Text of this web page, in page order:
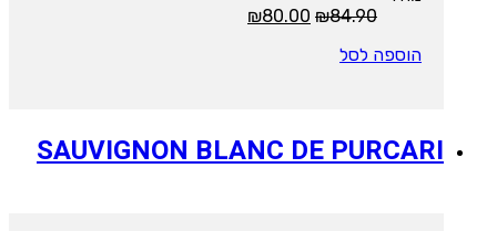
₪84.90
המחיר ₪80.00
הוספה לסל
SAUVIGNON BLANC DE PURCARI